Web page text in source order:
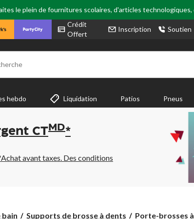
le plein de fournitures scolaires, d'articles
Crédit
Offert
Inscription Soutien
hebdo Liquidation Patios Pneus
CT MD*
avant taxes. Des conditions
bain Supports de brosse à dents
Porte-
Porte-brosses